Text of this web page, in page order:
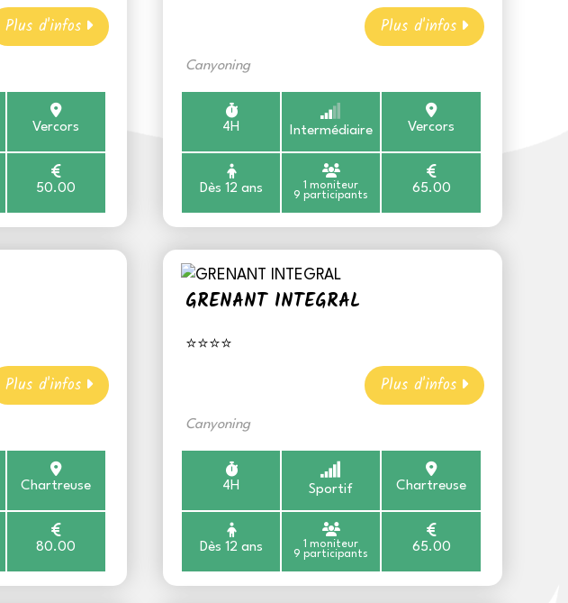
Plus d'infos
Vercors
50.00
Plus d'infos
Canyoning
4H Intermédiaire Vercors
Dès 12 ans
1 moniteur
9 participants
65.00
Plus d'infos
Chartreuse
80.00
GRENANT INTEGRAL
⭐⭐⭐⭐
Plus d'infos
Canyoning
4H Sportif Chartreuse
Dès 12 ans
1 moniteur
9 participants
65.00